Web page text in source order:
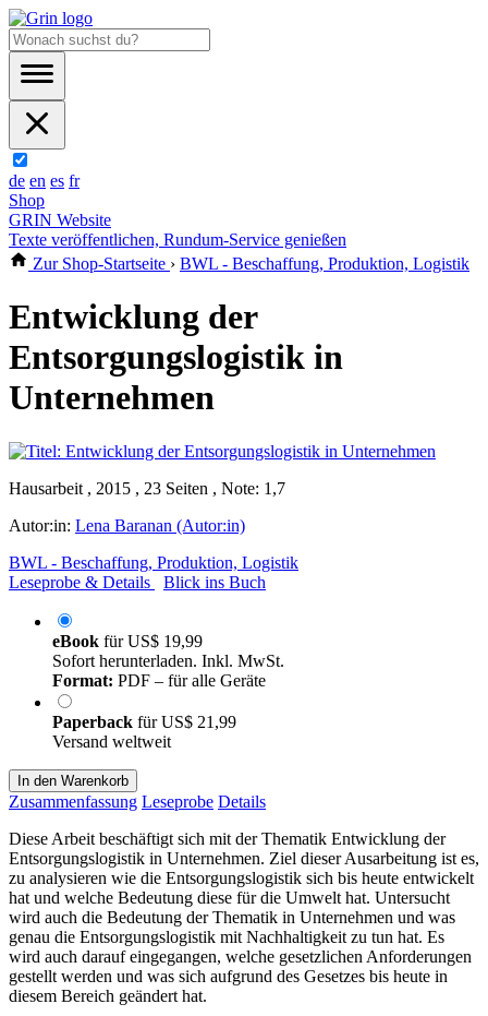
de en es fr
Shop
GRIN Website
Texte veröffentlichen, Rundum-Service genießen
Zur Shop-Startseite › BWL - Beschaffung, Produktion, Logistik
Entwicklung der
Entsorgungslogistik in
Unternehmen
Hausarbeit , 2015 , 23 Seiten , Note: 1,7
Autor:in: Lena Baranan (Autor:in)
BWL - Beschaffung, Produktion, Logistik
Leseprobe & Details
Blick ins Buch
eBook fürUS$ 19,99
Sofort herunterladen. Inkl. MwSt.
Format: PDF – für alle Geräte
Paperback fürUS$ 21,99
Versand weltweit
In den Warenkorb
Zusammenfassung Leseprobe Details
Diese Arbeit beschäftigt sich mit der Thematik Entwicklung der
Entsorgungslogistik in Unternehmen. Ziel dieser Ausarbeitung ist es,
zu analysieren wie die Entsorgungslogistik sich bis heute entwickelt
hat und welche Bedeutung diese für die Umwelt hat. Untersucht
wird auch die Bedeutung der Thematik in Unternehmen und was
genau die Entsorgungslogistik mit Nachhaltigkeit zu tun hat. Es
wird auch darauf eingegangen, welche gesetzlichen Anforderungen
gestellt werden und was sich aufgrund des Gesetzes bis heute in
diesem Bereich geändert hat.